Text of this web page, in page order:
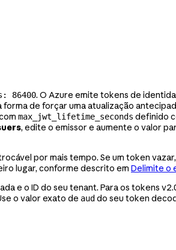
86400. O Azure emite tokens de
de forçar uma atualização
max_jwt_lifetime_seconds definido
, edite o emissor e aumente o valor
por mais tempo. Se um token
lugar, conforme descrito em Delimite o
e o ID do seu tenant. Para os tokens
o valor exato de aud do seu token